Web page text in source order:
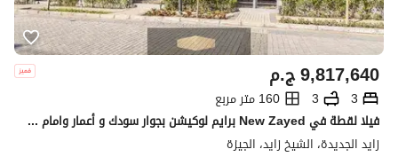
ج.م9,817,640
3
3
160 متر مربع
فيلا لقطة في New Zayed برايم لوكيشن بجوار سودك و أعمار وامام مطار سفينكيس
زايد الجديدة، الشيخ زايد، الجيزة